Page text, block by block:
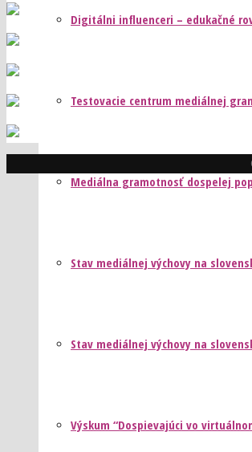
Digitálni influenceri – edukačné
Testovacie centrum mediálnej
Mediálna gramotnosť dospelej
Stav mediálnej výchovy na
Stav mediálnej výchovy na
Výskum “Dospievajúci vo